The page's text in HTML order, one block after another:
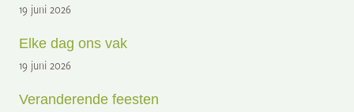
19 juni 2026
Elke dag ons vak
19 juni 2026
Veranderende feesten